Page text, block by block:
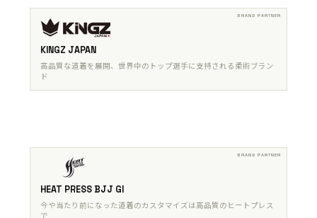
KINGZ JAPAN
高品質な道着を展開、世界中のトップ選手に支持される柔術ブラン
ド
HEAT PRESS BJJ GI
今や当たり前になった道着のカスタマイズは高品質のヒートプレス
で